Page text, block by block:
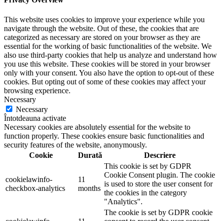
This website uses cookies to improve your experience while you
navigate through the website. Out of these, the cookies that are
categorized as necessary are stored on your browser as they are
essential for the working of basic functionalities of the website. We
also use third-party cookies that help us analyze and understand how
you use this website. These cookies will be stored in your browser
only with your consent. You also have the option to opt-out of these
cookies. But opting out of some of these cookies may affect your
browsing experience.
Necessary
Necessary
Întotdeauna activate
Necessary cookies are absolutely essential for the website to
function properly. These cookies ensure basic functionalities and
security features of the website, anonymously.
Cookie
Durată Descriere
cookielawinfo-
checkbox-analytics
11
months
This cookie is set by GDPR
Cookie Consent plugin. The cookie
is used to store the user consent for
the cookies in the category
"Analytics".
The cookie is set by GDPR cookie